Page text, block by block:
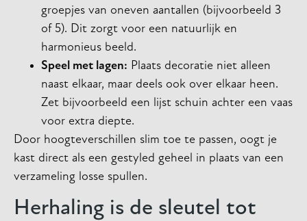
groepjes van oneven aantallen (bijvoorbeeld 3
of 5). Dit zorgt voor een natuurlijk en
harmonieus beeld.
Speel met lagen: Plaats decoratie niet alleen
naast elkaar, maar deels ook over elkaar heen.
Zet bijvoorbeeld een lijst schuin achter een vaas
voor extra diepte.
Door hoogteverschillen slim toe te passen, oogt je
kast direct als een gestyled geheel in plaats van een
verzameling losse spullen.
Herhaling is de sleutel tot